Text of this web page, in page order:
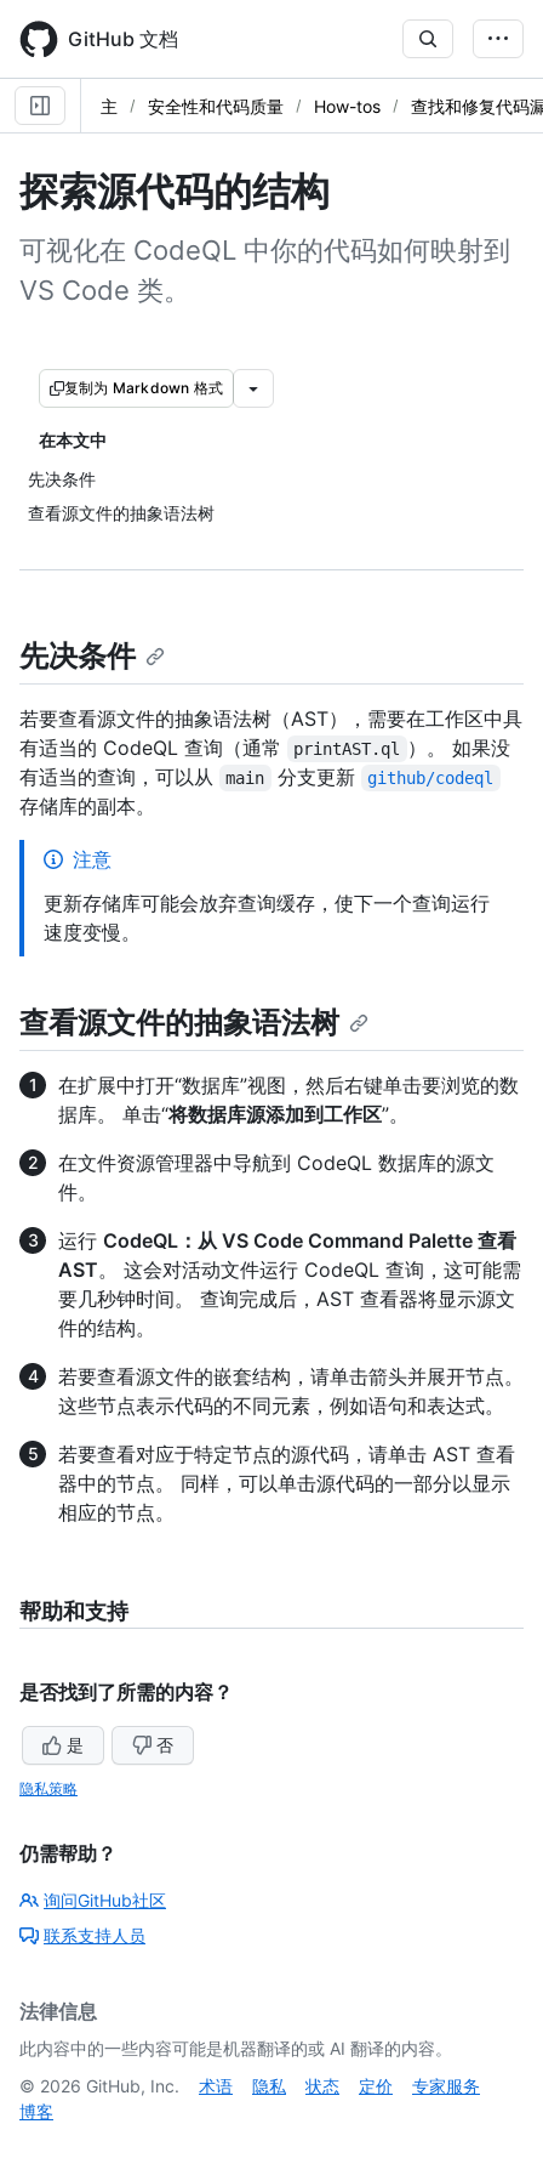
main
content
GitHub 文档
主 安全性和代码质量 How-tos 查找和修复代码
探索源代码的结构
可视化在 CodeQL 中你的代码如何映射到
VS Code 类。
复制为 Markdown 格式
在本文中
先决条件
查看源文件的抽象语法树
先决条件
若要查看源文件的抽象语法树（AST），需要在工作区中具
有适当的 CodeQL 查询（通常
printAST.ql
）。 如果没
有适当的查询，可以从
main 分支更新 github/codeql
存储库的副本。
注意
更新存储库可能会放弃查询缓存，使下一个查询运行
速度变慢。
查看源文件的抽象语法树
在扩展中打开“数据库”视图，然后右键单击要浏览的数
据库。 单击“将数据库源添加到工作区”。
在文件资源管理器中导航到 CodeQL 数据库的源文
件。
运行 CodeQL：从 VS Code Command Palette 查看
AST。 这会对活动文件运行 CodeQL 查询，这可能需
要几秒钟时间。 查询完成后，AST 查看器将显示源文
件的结构。
若要查看源文件的嵌套结构，请单击箭头并展开节点。
这些节点表示代码的不同元素，例如语句和表达式。
若要查看对应于特定节点的源代码，请单击 AST 查看
器中的节点。 同样，可以单击源代码的一部分以显示
相应的节点。
帮助和支持
是否找到了所需的内容？
是 否
隐私策略
仍需帮助？
询问GitHub社区
联系支持人员
法律信息
此内容中的一些内容可能是机器翻译的或 AI 翻译的内容。
© 2026 GitHub, Inc. 术语 隐私 状态 定价
专家服务
博客